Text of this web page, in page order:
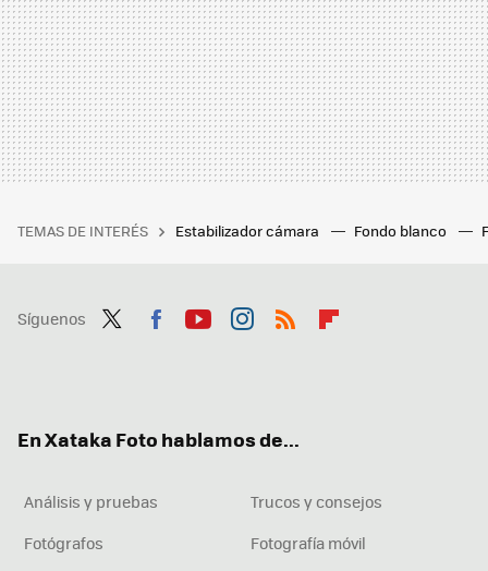
TEMAS DE INTERÉS Estabilizador cámara Fondo blanco
Síguenos
En Xataka Foto hablamos de...
Análisis y pruebas
Trucos y consejos
Fotógrafos
Fotografía móvil